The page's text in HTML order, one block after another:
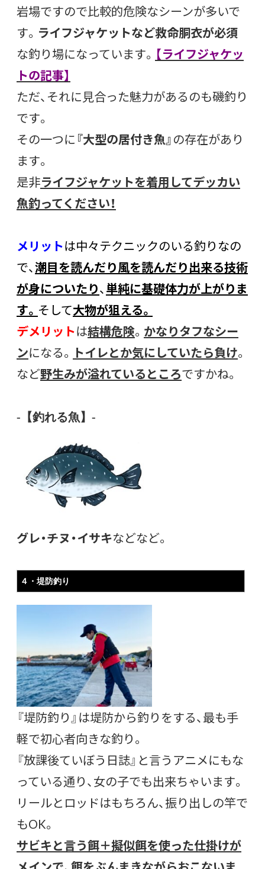
岩場ですので比較的危険なシーンが多いで
す。 ライフジャケットなど救命胴衣が必須
な釣り場になっています。 【ライフジャケッ
トの記事】
ただ、それに見合った魅力があるのも磯釣り
です。
その一つに 『大型の居付き魚』 の存在があり
ます。
是非ライフジャケットを着用してデッカい
魚釣ってください！
メリットは中々テクニックのいる釣りなの
で、潮目を読んだり風を読んだり出来る技術
が身についたり、単純に基礎体力が上がりま
す。 そして大物が狙える。
デメリットは結構危険。 かなりタフなシー
ンになる。 トイレとか気にしていたら負け。
など野生みが溢れているところですかね。
-【釣れる魚】-
グレ・チヌ・イサキなどなど。
４・堤防釣り
『堤防釣り』は堤防から釣りをする、最も手
軽で初心者向きな釣り。
『放課後ていぼう日誌』と言うアニメにもな
っている通り、女の子でも出来ちゃいます。
リールとロッドはもちろん、振り出しの竿で
もOK。
サビキと言う餌＋擬似餌を使った仕掛けが